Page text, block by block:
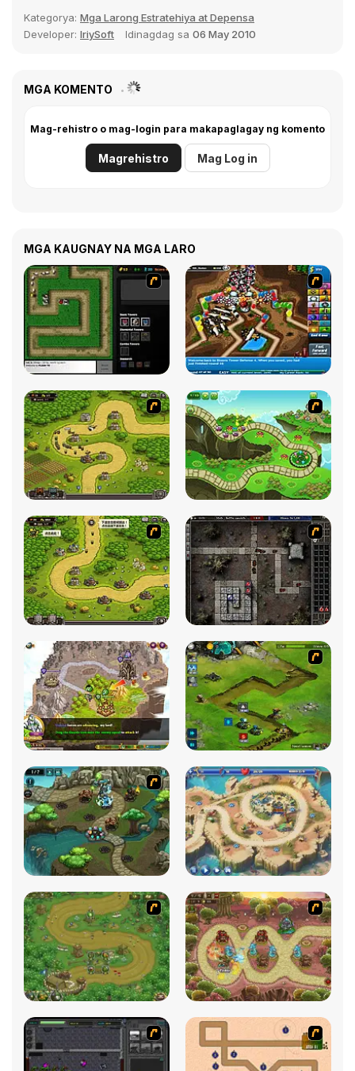
Kategorya: Mga Larong Estratehiya at Depensa
Developer: IriySoft Idinagdag sa 06 May 2010
MGA KOMENTO
Mag-rehistro o mag-login para makapaglagay ng komento
Magrehistro Mag Log in
MGA KAUGNAY NA MGA LARO